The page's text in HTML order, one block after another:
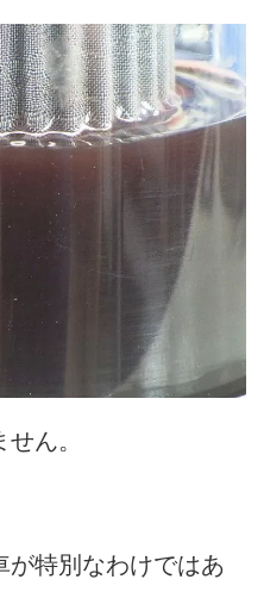
ん。
が特別なわけではあ